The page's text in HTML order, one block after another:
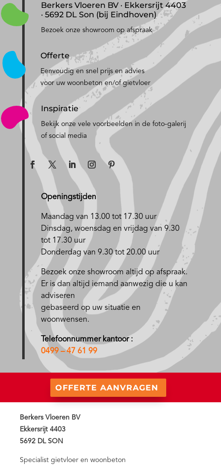
Berkers Vloeren BV · Ekkersrijt 4403
· 5692 DL Son (bij Eindhoven)
Bezoek onze showroom op afspraak
Offerte
Eenvoudig en snel prijs en advies
voor uw woonbeton en/of gietvloer
Inspiratie
Bekijk onze vele voorbeelden in de foto-galerij
of social media
Openingstijden
Maandag van 13.00 tot 17.30 uur
Dinsdag, woensdag en vrijdag van 9.30
tot 17.30 uur
Donderdag van 9.30 tot 20.00 uur
Bezoek onze showroom altijd op afspraak.
Er is dan altijd iemand aanwezig die u kan
adviseren
gebaseerd op uw situatie en
woonwensen.
Telefoonnummer kantoor :
0499 – 47 61 99
OFFERTE AANVRAGEN
Berkers Vloeren BV
Ekkersrijt 4403
5692 DL SON
Specialist gietvloer en woonbeton